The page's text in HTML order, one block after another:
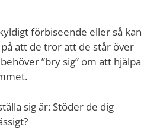
förbiseende eller så kan
att de tror att de står över
”bry sig” om att hjälpa
sig är: Stöder de dig